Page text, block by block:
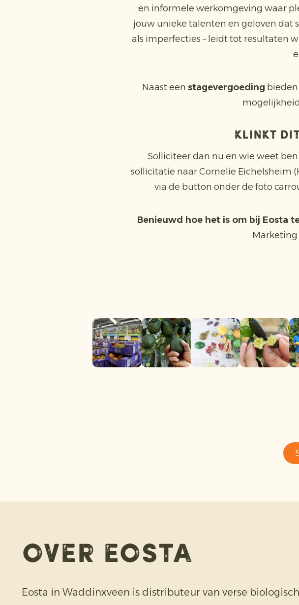
en informele werkomgeving waar
jouw unieke talenten en geloven dat
als imperfecties – leidt tot resultaten
Naast een stagevergoeding
Klinkt
Solliciteer dan nu en wie weet
sollicitatie naar Cornelie Eichelsheim
via de button onder de foto
Benieuwd hoe het is om bij Eosta
Marketing
Over Eosta
Eosta in Waddinxveen is distributeur van verse